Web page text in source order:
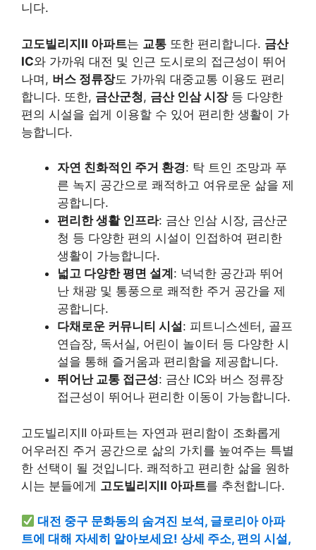
니다.
고도빌리지II 아파트는 교통 또한 편리합니다. 금산
IC와 가까워 대전 및 인근 도시로의 접근성이 뛰어
나며, 버스 정류장도 가까워 대중교통 이용도 편리
합니다. 또한, 금산군청, 금산 인삼 시장등 다양한
편의 시설을 쉽게 이용할 수 있어 편리한 생활이 가
능합니다.
자연 친화적인 주거 환경: 탁 트인 조망과 푸
른 녹지 공간으로 쾌적하고 여유로운 삶을 제
공합니다.
편리한 생활 인프라: 금산 인삼 시장, 금산군
청 등 다양한 편의 시설이 인접하여 편리한
생활이 가능합니다.
넓고 다양한 평면 설계 : 넉넉한 공간과 뛰어
난 채광 및 통풍으로 쾌적한 주거 공간을 제
공합니다.
다채로운 커뮤니티 시설: 피트니스센터, 골프
연습장, 독서실, 어린이 놀이터 등 다양한 시
설을 통해 즐거움과 편리함을 제공합니다.
뛰어난 교통 접근성: 금산 IC와 버스 정류장
접근성이 뛰어나 편리한 이동이 가능합니다.
고도빌리지II 아파트 는 자연과 편리함이 조화롭게
어우러진 주거 공간으로 삶의 가치를 높여주는 특별
한 선택이 될 것입니다. 쾌적하고 편리한 삶을 원하
시는 분들에게 고도빌리지II 아파트를 추천합니다.
대전 중구 문화동의 숨겨진 보석, 글로리아 아파
트에 대해 자세히 알아보세요! 상세 주소, 편의 시설,